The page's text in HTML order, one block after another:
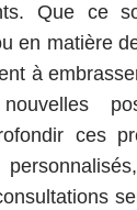
Que ce
en matière
à
ces